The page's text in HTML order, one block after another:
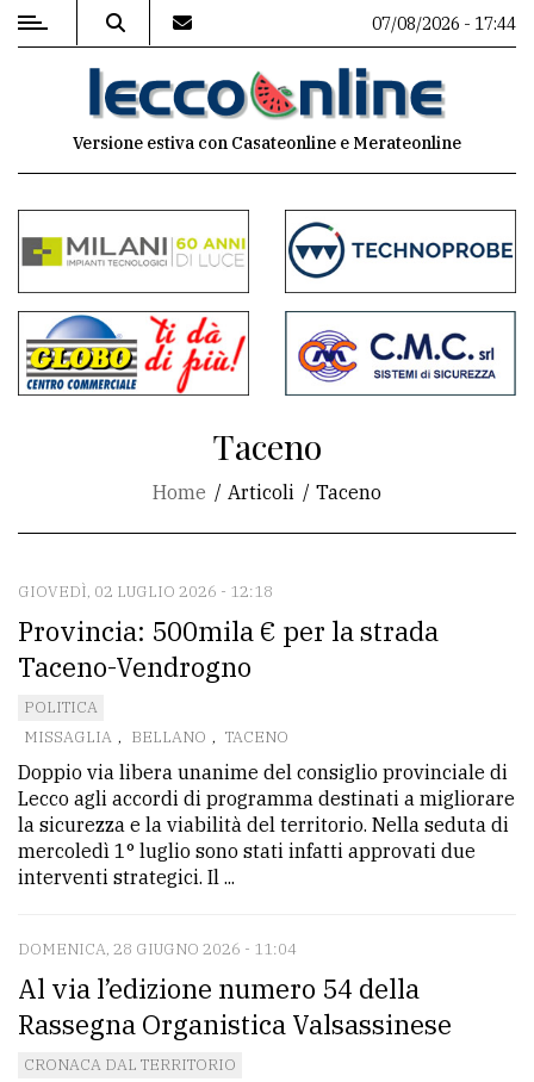
MENU
commenti
Contenuti
del
sito
CONTATTI
La
redazione
Scrivici
Per
tua
pubblicità
Cerca
per
comune
Ricerca
07/08/2026 - 17:44
Versione estiva con Casateonline e Merateonline
Taceno
Home Articoli Taceno
GIOVEDÌ, 02 LUGLIO 2026 - 12:18
Provincia: 500mila € per la strada
Taceno-Vendrogno
POLITICA
MISSAGLIA , BELLANO , TACENO
Doppio via libera unanime del consiglio provinciale di
Lecco agli accordi di programma destinati a migliorare
la sicurezza e la viabilità del territorio. Nella seduta di
mercoledì 1° luglio sono stati infatti approvati due
interventi strategici. Il ...
DOMENICA, 28 GIUGNO 2026 - 11:04
Al via l’edizione numero 54 della
Rassegna Organistica Valsassinese
CRONACA DAL TERRITORIO